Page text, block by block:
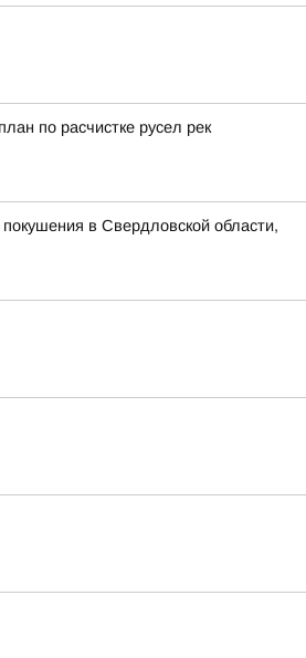
по расчистке русел рек
в Свердловской области,